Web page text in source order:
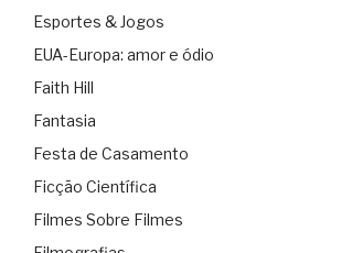
Esportes & Jogos
EUA-Europa: amor e ódio
Faith Hill
Fantasia
Festa de Casamento
Ficção Científica
Filmes Sobre Filmes